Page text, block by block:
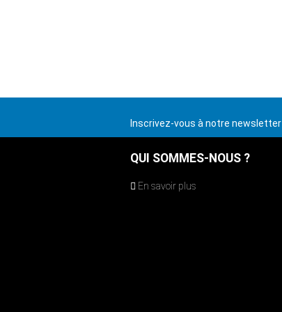
Inscrivez-vous à notre newsletter
QUI SOMMES-NOUS ?
En savoir plus